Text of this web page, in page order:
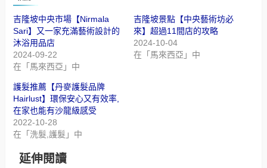
吉隆坡中央市場【Nirmala
Sari】又一家充滿藝術設計的
沐浴用品店
2024-09-22
在「馬來西亞」中
吉隆坡景點【中央藝術坊必
來】超過11間店的攻略
2024-10-04
在「馬來西亞」中
護髮推薦【丹麥護髮品牌
Hairlust】環保安心又有效率,
在家也能有沙龍級感受
2022-10-28
在「洗髮,護髮」中
延伸閱讀